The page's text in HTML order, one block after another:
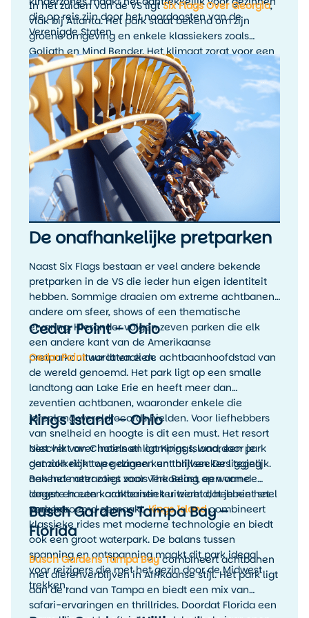
die op reis zijn door het noordoosten van de
Verenigde Staten.
In het zuiden van de VS ligtSix Flags Over Georgia,
vlak bij Atlanta. Het park staat bekend om zijn
groene omgeving en enkele klassiekers zoals
Goliath en Mind Bender. Het klimaat zorgt voor een
lang seizoen, maar ook voor warme dagen in juli en
augustus. Vroege aankomst en voldoende pauzes
zijn hier aan te raden. Dit park is populair bij
reizigers die Atlanta aandoen als onderdeel van
een rondreis door de zuidelijke staten.
De onafhankelijke pretparken
Naast Six Flags bestaan er veel andere bekende
pretparken in de VS die ieder hun eigen identiteit
hebben. Sommige draaien om extreme achtbanen,
andere om sfeer, shows of een thematische
ervaring. Hieronder volgen zeven parken die elk
een andere kant van de Amerikaanse
pretparkcultuur laten zien.
Cedar Point – Ohio
Cedar Pointwordt vaak de achtbaanhoofdstad van
de wereld genoemd. Het park ligt op een smalle
landtong aan Lake Erie en heeft meer dan
zeventien achtbanen, waaronder enkele die
jarenlang wereldrecords hielden. Voor liefhebbers
van snelheid en hoogte is dit een must. Het resort
beschikt over hotels en campings, waardoor je
gemakkelijk twee dagen kunt blijven. De ligging
aan het meer zorgt voor verkoeling op warme
dagen en een karakteristiek uitzicht dat je niet snel
vergeet.
Kings Island – Ohio
Niet ver van Cincinnati ligt Kings Island, een park
dat zich richt op gezinnen en thrillseekers tegelijk.
Bekende attracties zoals The Beast, een van de
langste houten achtbanen ter wereld, hebben het
park beroemd gemaakt.Kings Islandcombineert
klassieke rides met moderne technologie en biedt
ook een groot waterpark. De balans tussen
spanning en ontspanning maakt dit park ideaal
voor reizigers die met het gezin door de Midwest
trekken.
Busch Gardens Tampa Bay –
Florida
Busch Gardens Tampa Baycombineert achtbanen
met dierenverblijven in Afrikaanse stijl. Het park ligt
aan de rand van Tampa en biedt een mix van
safari-ervaringen en thrillrides. Doordat Florida een